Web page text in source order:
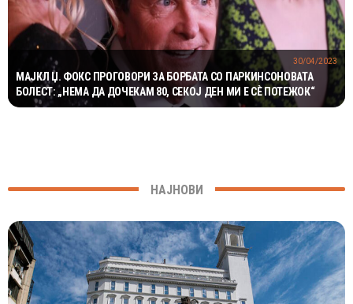
МАЈКЛ Џ. ФОКС ПРОГОВОРИ ЗА БОРБАТА СО ПАРКИНСОНОВАТА
БОЛЕСТ: „НЕМА ДА ДОЧЕКАМ 80, СЕКОЈ ДЕН МИ Е СÈ ПОТЕЖОК“
30/04/2023
НАЈНОВИ